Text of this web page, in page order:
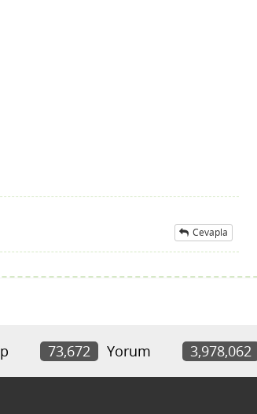
Cevapla
73,672 Yorum 3,978,062